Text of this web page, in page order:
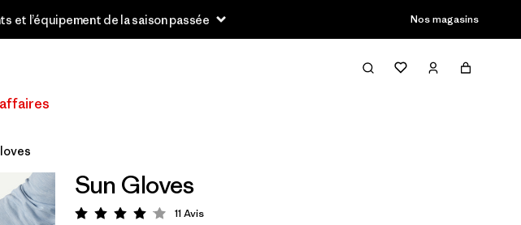
et l’équipement de la saison passée Nos magasins
Sun Gloves
Évaluation: 4.1 / 5
11 Avis